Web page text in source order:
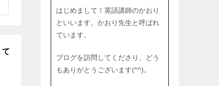
はじめまして！英語講師のかおり
といいます。かおり先生と呼ばれ
ています。
ブログを訪問してくださり、どう
もありがとうございます(^^)。